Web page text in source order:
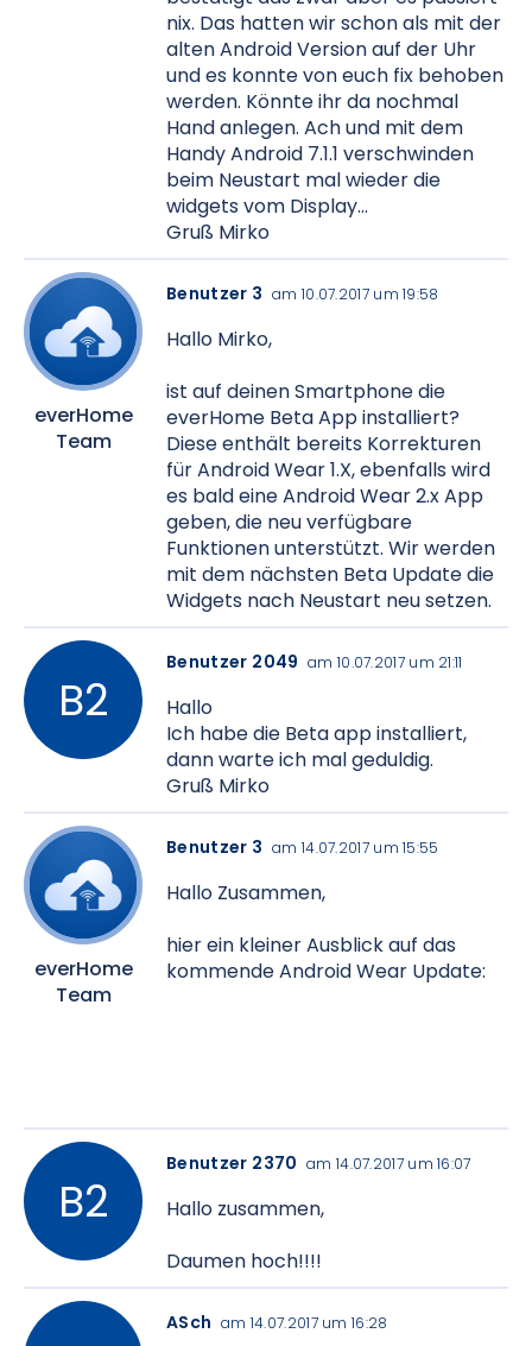
nix. Das hatten wir schon als mit der
alten Android Version auf der Uhr
und es konnte von euch fix behoben
werden. Könnte ihr da nochmal
Hand anlegen. Ach und mit dem
Handy Android 7.1.1 verschwinden
beim Neustart mal wieder die
widgets vom Display...
Gruß Mirko
everHome
Team
Benutzer 3 am 10.07.2017 um 19:58
Hallo Mirko,
ist auf deinen Smartphone die
everHome Beta App installiert?
Diese enthält bereits Korrekturen
für Android Wear 1.X, ebenfalls wird
es bald eine Android Wear 2.x App
geben, die neu verfügbare
Funktionen unterstützt. Wir werden
mit dem nächsten Beta Update die
Widgets nach Neustart neu setzen.
Benutzer 2049 am 10.07.2017 um 21:11
Hallo
Ich habe die Beta app installiert,
dann warte ich mal geduldig.
Gruß Mirko
everHome
Team
Benutzer 3 am 14.07.2017 um 15:55
Hallo Zusammen,
hier ein kleiner Ausblick auf das
kommende Android Wear Update:
Benutzer 2370 am 14.07.2017 um 16:07
Hallo zusammen,
Daumen hoch!!!!
ASch am 14.07.2017 um 16:28